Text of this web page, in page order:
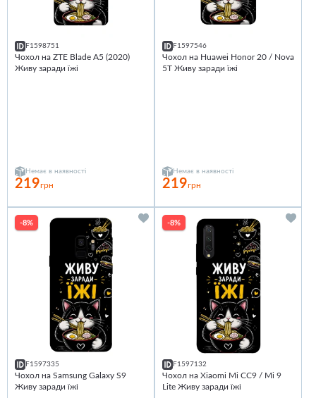
F1598751
Чохол на ZTE Blade A5 (2020)
Живу заради їжі
Немає в наявності
219грн
F1597546
Чохол на Huawei Honor 20 / Nova
5T Живу заради їжі
Немає в наявності
219грн
-8%
F1597335
Чохол на Samsung Galaxy S9
Живу заради їжі
-8%
F1597132
Чохол на Xiaomi Mi CC9 / Mi 9
Lite Живу заради їжі